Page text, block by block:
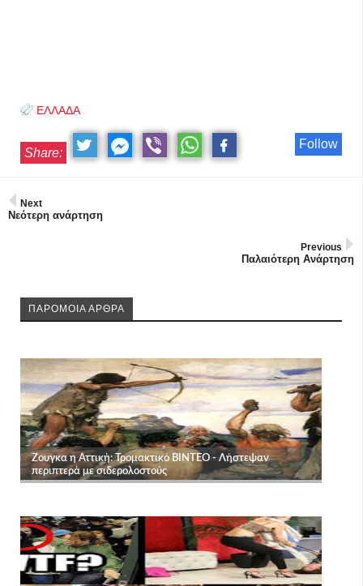
ΕΛΛΑΔΑ
Follow
Share:
Next
Νεότερη ανάρτηση
Previous
Παλαιότερη Ανάρτηση
ΠΑΡΟΜΟΙΑ ΑΡΘΡΑ